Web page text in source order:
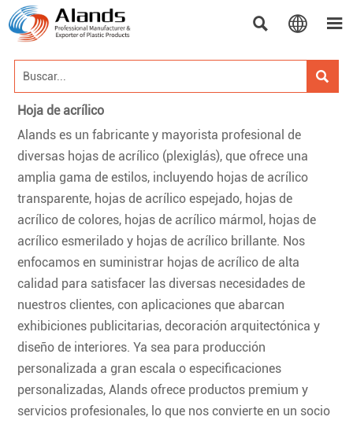
  

Hoja de acrílico
Alands es un fabricante y mayorista profesional de
diversas hojas de acrílico (plexiglás), que ofrece una
amplia gama de estilos, incluyendo hojas de acrílico
transparente, hojas de acrílico espejado, hojas de
acrílico de colores, hojas de acrílico mármol, hojas de
acrílico esmerilado y hojas de acrílico brillante. Nos
enfocamos en suministrar hojas de acrílico de alta
calidad para satisfacer las diversas necesidades de
nuestros clientes, con aplicaciones que abarcan
exhibiciones publicitarias, decoración arquitectónica y
diseño de interiores. Ya sea para producción
personalizada a gran escala o especificaciones
personalizadas, Alands ofrece productos premium y
servicios profesionales, lo que nos convierte en un socio